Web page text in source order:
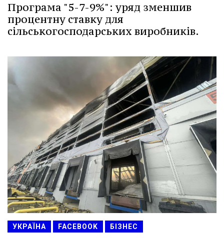
Програма "5-7-9%": уряд зменшив
процентну ставку для
сільськогосподарських виробників.
УКРАЇНА FACEBOOK БІЗНЕС